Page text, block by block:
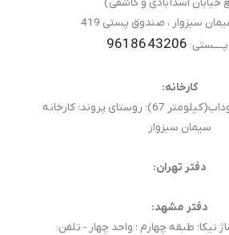
خیابان اسدآبادی و کاشفی)
سبزوار ، صندوق پستی 419
پــــستی: 9618643206
کارخانه:
شهرستان سبزوار؛ روداب(کیلومتر 67)؛ روستای پروند؛ کارخانه
سیمان سبزوار
دفتر تهران:
دفتر مشهد:
نیکا؛ طبقه چهارم ؛ واحد چهار - تلفن: